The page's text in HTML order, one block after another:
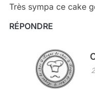
Très sympa ce cake
RÉPONDRE